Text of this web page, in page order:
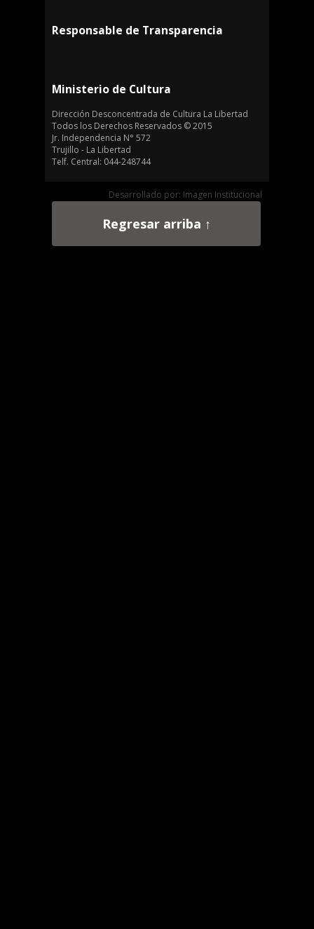
Responsable de Transparencia
Ministerio de Cultura
Dirección Desconcentrada de Cultura La Libertad
Todos los Derechos Reservados © 2015
Jr. Independencia N° 572
Trujillo - La Libertad
Telf. Central: 044-248744
Desarrollado por: Imagen Institucional
Regresar arriba ↑